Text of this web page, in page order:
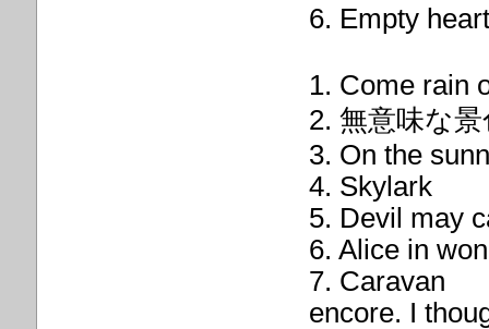
6. Empty
1. Come rain
2. 無意味な
3. On the
4. Skylark
5. Devil may
6. Alice in
7. Caravan
encore. I